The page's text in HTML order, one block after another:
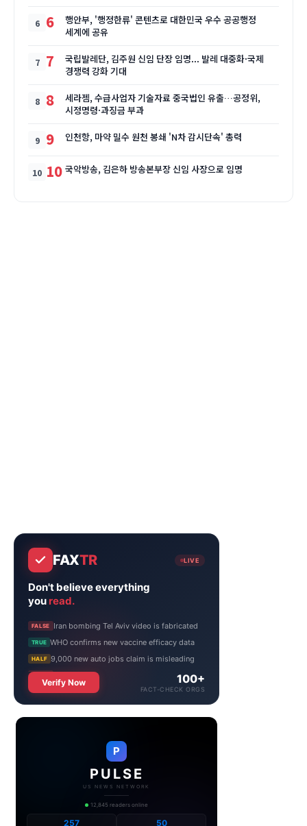
6
행안부, '행정한류' 콘텐츠로 대한민국 우수 공공행정
세계에 공유
7
국립발레단, 김주원 신임 단장 임명... 발레 대중화·국제
경쟁력 강화 기대
8
세라젬, 수급사업자 기술자료 중국법인 유출…공정위,
시정명령·과징금 부과
9 인천항, 마약 밀수 원천 봉쇄 'N차 감시단속' 총력
10 국악방송, 김은하 방송본부장 신임 사장으로 임명